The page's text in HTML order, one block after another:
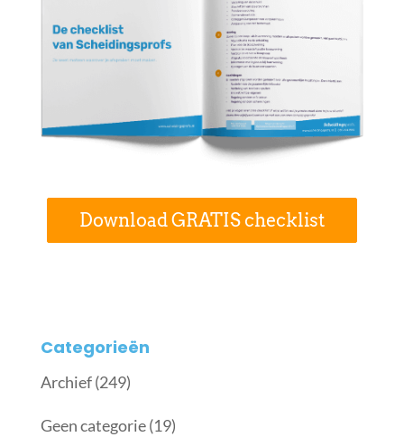
Download GRATIS checklist
Categorieën
Archief(249)
Geen categorie(19)